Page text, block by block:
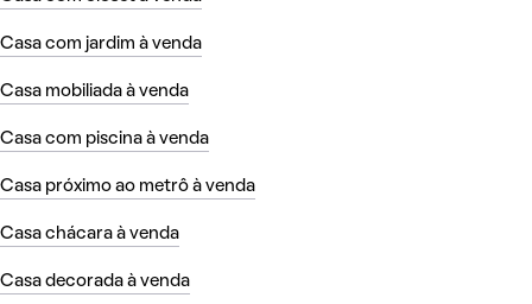
Casa com jardim à venda
Casa mobiliada à venda
Casa com piscina à venda
Casa próximo ao metrô à venda
Casa chácara à venda
Casa decorada à venda